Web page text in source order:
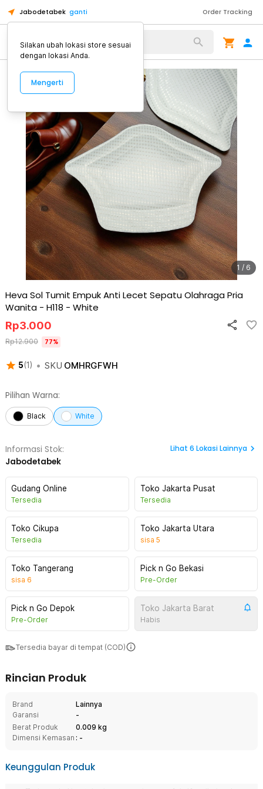
Jabodetabek ganti Order Tracking
Alat Kopi
1 / 6
Heva Sol Tumit Empuk Anti Lecet Sepatu Olahraga Pria
Wanita - H118 - White
5(1 ) • SKU OMHRGFWH
Rp3.000
Rp12.900 77%
Pilihan Warna:
Black White
Informasi Stok:
Jabodetabek
Lihat 6 Lokasi Lainnya
Gudang Online
Tersedia
Toko Jakarta Pusat
Tersedia
Toko Cikupa
Tersedia
Toko Jakarta Utara
sisa 5
Toko Tangerang
sisa 6
Pick n Go Bekasi
Pre-Order
Pick n Go Depok
Pre-Order
Toko Jakarta Barat
Habis
Tersedia bayar di tempat (COD)
Rincian Produk
Brand
Lainnya
Garansi
-
Berat Produk
0.009 kg
Dimensi Kemasan : -
Keunggulan Produk
Silakan ubah lokasi store sesuai
dengan lokasi Anda.
Mengerti